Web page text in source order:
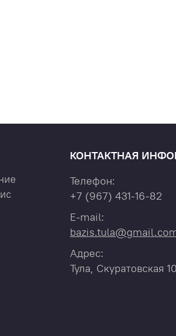
КОНТАКТНАЯ
Телефон:
+7 (967) 431-16-82
E-mail:
Адрес:
Тула, Скуратовская